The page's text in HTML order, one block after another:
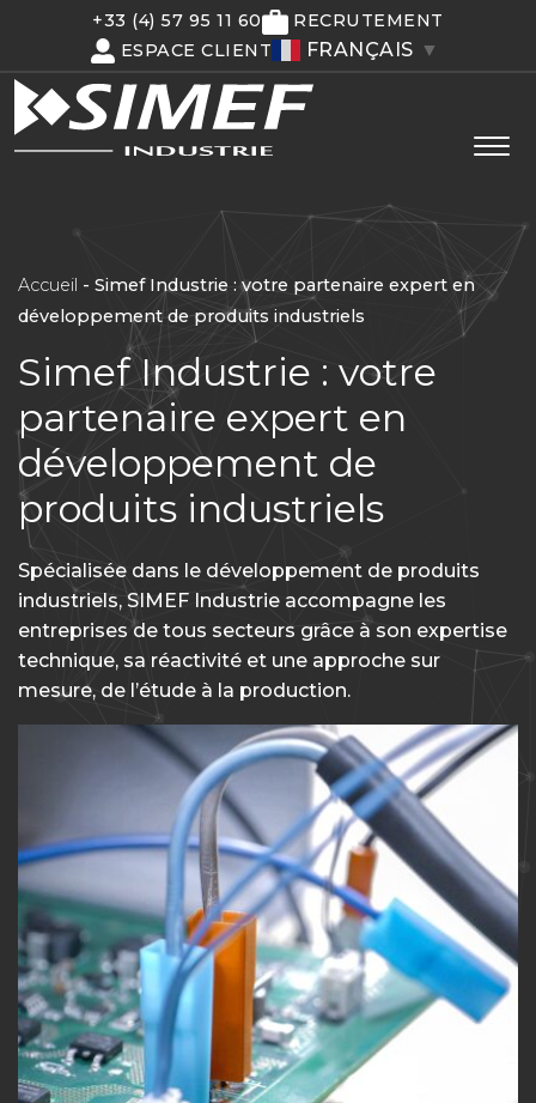
+33 (4) 57 95 11 60
RECRUTEMENT
ESPACE CLIENT
FRANÇAIS ▼
Accueil - Simef Industrie : votre partenaire expert en
développement de produits industriels
Simef Industrie : votre
partenaire expert en
développement de
produits industriels
Spécialisée dans le développement de produits
industriels, SIMEF Industrie accompagne les
entreprises de tous secteurs grâce à son expertise
technique, sa réactivité et une approche sur
mesure, de l’étude à la production.